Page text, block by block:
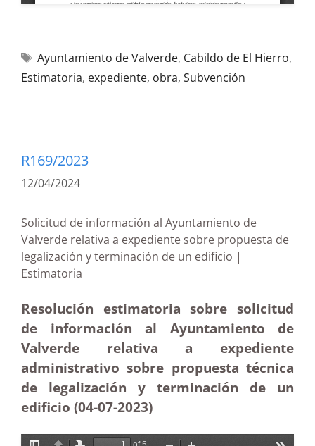
Ayuntamiento de Valverde, Cabildo de El Hierro,
Estimatoria, expediente, obra, Subvención
R169/2023
12/04/2024
Solicitud de información al Ayuntamiento de
Valverde relativa a expediente sobre propuesta de
legalización y terminación de un edificio |
Estimatoria
Resolución estimatoria sobre solicitud
de información al Ayuntamiento de
Valverde relativa a expediente
administrativo sobre propuesta técnica
de legalización y terminación de un
edificio (04-07-2023)